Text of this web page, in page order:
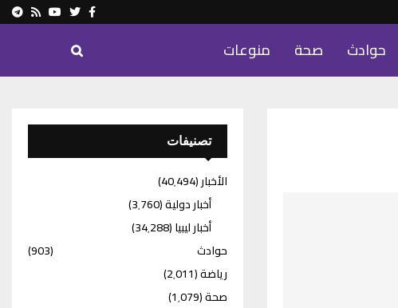
Facebook
Twitter
Youtube
Rss
حوادث صحة منوعات
تصنيفات
الأخبار(40٬494)
أخبار دولية(3٬760)
أخبار ليبيا(34٬288)
حوادث
(903)
رياضة(2٬011)
صحة(1٬079)